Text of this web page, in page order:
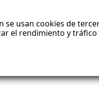
se usan cookies de
el rendimiento y